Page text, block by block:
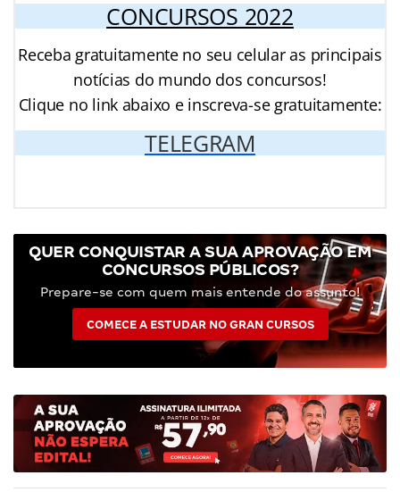
CONCURSOS 2022
Receba gratuitamente no seu celular as principais
notícias do mundo dos concursos!
Clique no link abaixo e inscreva-se gratuitamente:
TELEGRAM
QUER CONQUISTAR A SUA APROVAÇÃO EM
CONCURSOS PÚBLICOS?
Prepare-se com quem mais entende do assunto!
COMECE A ESTUDAR NO GRAN CURSOS